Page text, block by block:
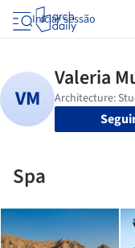
Iniciar sessão
Spa